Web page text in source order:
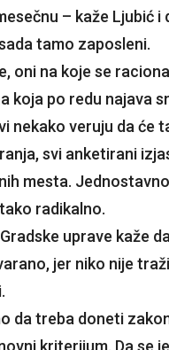
– kaže Ljubić i
tamo zaposleni.
oni na koje se
koja po redu najava
nekako veruju da će
svi anketirani
mesta.
radikalno.
uprave kaže
jer niko nije
da treba doneti
kriterijum. Da se